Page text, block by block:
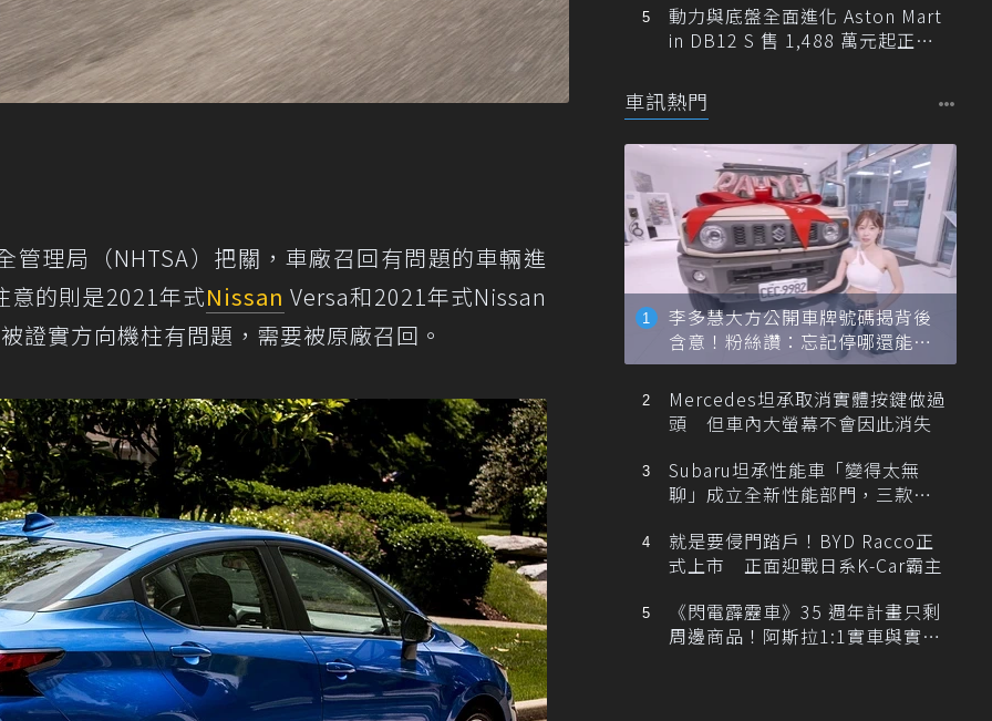
管理局（NHTSA）把關，車廠召回有問題的車輛進
意的則是2021年式Nissan Versa和2021年式Nissan
證實方向機柱有問題，需要被原廠召回。
動力與底盤全面進化 Aston Mart
in DB12 S 售 1,488 萬元起正式
車訊熱門
李多慧大方公開車牌號碼揭背後
含意！粉絲讚：忘記停哪還能幫
忙找車
Mercedes坦承取消實體按鍵做過
頭 但車內大螢幕不會因此消失
Subaru坦承性能車「變得太無
聊」成立全新性能部門，三款手
就是要侵門踏戶！BYD Racco正
式上市 正面迎戰日系K-Car霸主
《閃電霹靂車》35 週年計畫只剩
周邊商品！阿斯拉1:1實車與實體